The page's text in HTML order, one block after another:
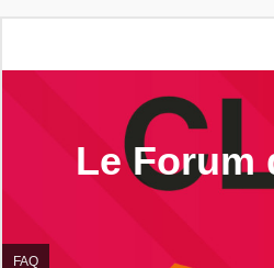
Le Forum
FAQ